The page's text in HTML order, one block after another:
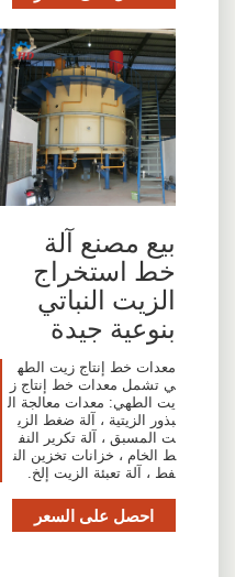
بيع مصنع آلة
خط استخراج
الزيت النباتي
بنوعية جيدة
معدات خط إنتاج زيت الطه
ي تشمل معدات خط إنتاج ز
يت الطهي: معدات معالجة ال
بذور الزيتية ، آلة ضغط الزي
ت المسبق ، آلة تكرير النف
ط الخام ، خزانات تخزين الن
فط ، آلة تعبئة الزيت إلخ.
احصل على السعر